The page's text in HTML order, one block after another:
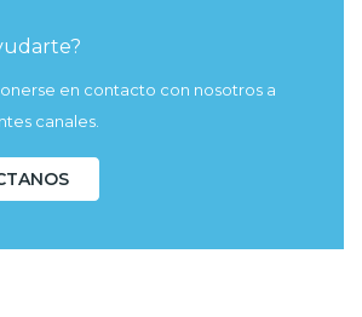
en contacto con nosotros a
canales.